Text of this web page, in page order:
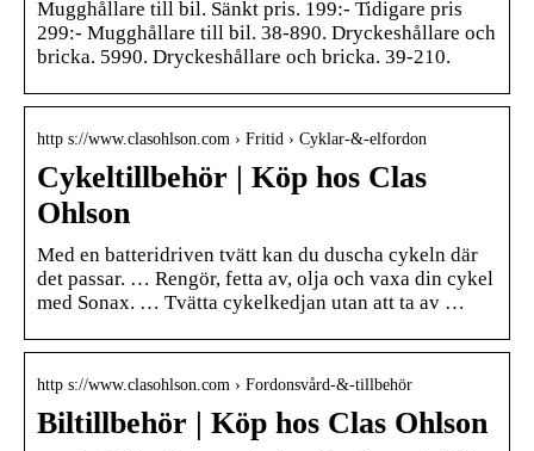
Mugghållare till bil. Sänkt pris. 199:- Tidigare pris
299:- Mugghållare till bil. 38-890. Dryckeshållare och
bricka. 5990. Dryckeshållare och bricka. 39-210.
http s://www.clasohlson.com › Fritid › Cyklar-&-elfordon
Cykeltillbehör | Köp hos Clas
Ohlson
Med en batteridriven tvätt kan du duscha cykeln där
det passar. … Rengör, fetta av, olja och vaxa din cykel
med Sonax. … Tvätta cykelkedjan utan att ta av …
http s://www.clasohlson.com › Fordonsvård-&-tillbehör
Biltillbehör | Köp hos Clas Ohlson